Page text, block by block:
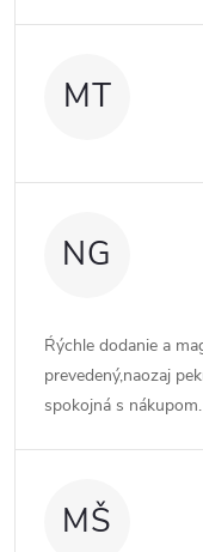
MT
NG
Ŕýchle dodanie a
prevedený,naozaj
spokojná s nákupom.
MŠ